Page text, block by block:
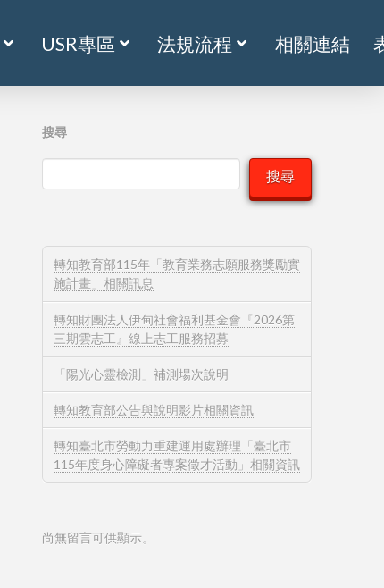
USR專區 法規流程 相關連結
搜尋
搜尋
轉知教育部115年「教育業務志願服務獎勵實
施計畫」相關訊息
轉知財團法人伊甸社會福利基金會『2026第
三期雲志工』線上志工服務招募
「陽光心靈檢測」補測場次說明
轉知教育部公告與說明影片相關資訊
轉知臺北市勞動力重建運用處辦理「臺北市
115年度身心障礙者專案徵才活動」相關資訊
尚無留言可供顯示。